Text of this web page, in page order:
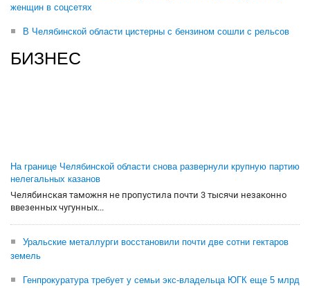
женщин в соцсетях
В Челябинской области цистерны с бензином сошли с рельсов
БИЗНЕС
На границе Челябинской области снова развернули крупную партию
нелегальных казанов
Челябинская таможня не пропустила почти 3 тысячи незаконно
ввезенных чугунных...
Уральские металлурги восстановили почти две сотни гектаров
земель
Генпрокуратура требует у семьи экс-владельца ЮГК еще 5 млрд